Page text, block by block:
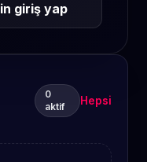
giriş yap
0
aktif
Hepsi